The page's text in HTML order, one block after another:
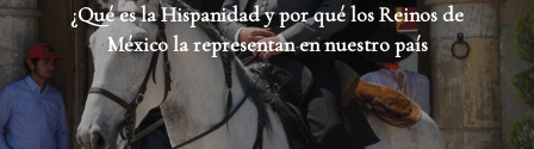
¿Qué es la Hispanidad y por qué los Reinos de
México la representan en nuestro país